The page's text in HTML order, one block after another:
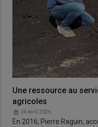
Une ressource au
agricoles
24 avril 2026
En 2016, Pierre Raguin,